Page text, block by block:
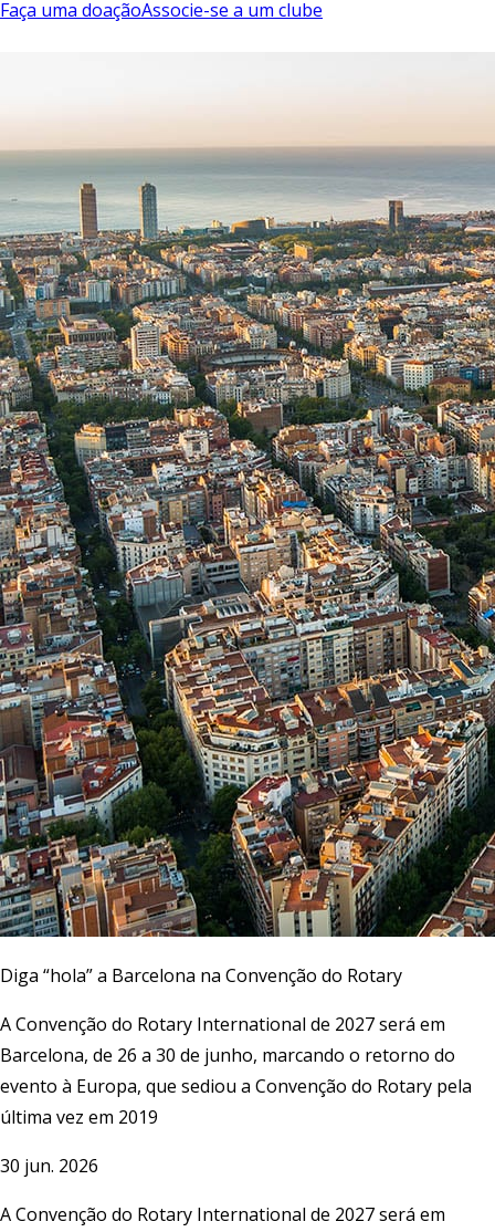
Faça uma doaçãoAssocie-se a um clube
Diga “hola” a Barcelona na Convenção do Rotary
A Convenção do Rotary International de 2027 será em
Barcelona, de 26 a 30 de junho, marcando o retorno do
evento à Europa, que sediou a Convenção do Rotary pela
última vez em 2019
30 jun. 2026
AConvenção do Rotary International de 2027 será em